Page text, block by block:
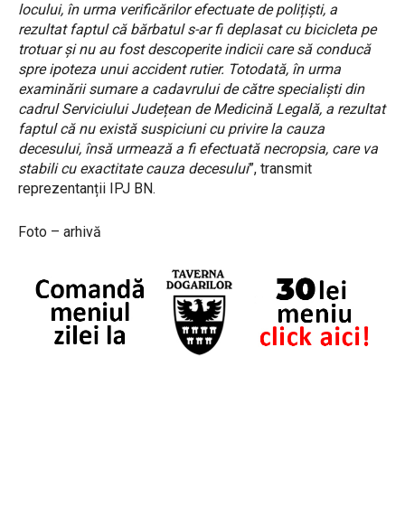
locului, în urma verificărilor efectuate de polițiști, a
rezultat faptul că bărbatul s-ar fi deplasat cu bicicleta pe
trotuar și nu au fost descoperite indicii care să conducă
spre ipoteza unui accident rutier. Totodată, în urma
examinării sumare a cadavrului de către specialiști din
cadrul Serviciului Județean de Medicină Legală, a rezultat
faptul că nu există suspiciuni cu privire la cauza
decesului, însă urmează a fi efectuată necropsia, care va
stabili cu exactitate cauza decesului”, transmit
reprezentanții IPJ BN.
Foto – arhivă